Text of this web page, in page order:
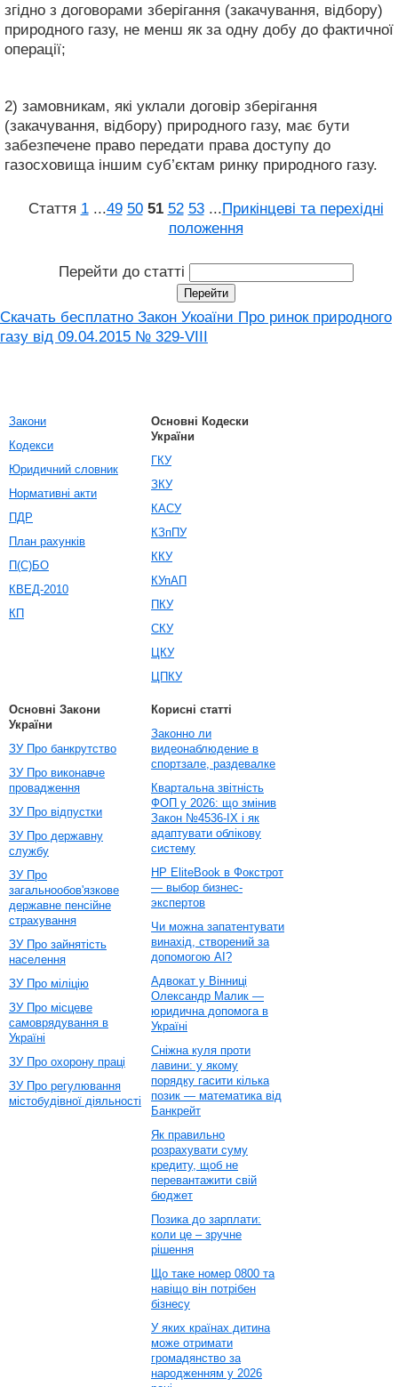
згідно з договорами зберігання (закачування, відбору)
природного газу, не менш як за одну добу до фактичної
операції;
2) замовникам, які уклали договір зберігання
(закачування, відбору) природного газу, має бути
забезпечене право передати права доступу до
газосховища іншим суб’єктам ринку природного газу.
Стаття 1 ...49 50 51 52 53 ...Прикінцеві та перехідні
положення
Перейти до статті
Скачать бесплатно Закон Укоаїни Про ринок природного
газу від 09.04.2015 № 329-VIII
Закони
Кодекси
Юридичний словник
Нормативні акти
ПДР
План рахунків
П(С)БО
КВЕД-2010
КП
Основні Кодески
України
ГКУ
ЗКУ
КАСУ
КЗпПУ
ККУ
КУпАП
ПКУ
СКУ
ЦКУ
ЦПКУ
Основні Закони
України
ЗУ Про банкрутство
ЗУ Про виконавче
провадження
ЗУ Про відпустки
ЗУ Про державну
службу
ЗУ Про
загальнообов'язкове
державне пенсійне
страхування
ЗУ Про зайнятість
населення
ЗУ Про міліцію
ЗУ Про місцеве
самоврядування в
Україні
ЗУ Про охорону праці
ЗУ Про регулювання
містобудівної діяльності
Корисні статті
Законно ли
видеонаблюдение в
спортзале, раздевалке
Квартальна звітність
ФОП у 2026: що змінив
Закон №4536-IX і як
адаптувати облікову
систему
HP EliteBook в Фокстрот
— выбор бизнес-
экспертов
Чи можна запатентувати
винахід, створений за
допомогою AI?
Адвокат у Вінниці
Олександр Малик —
юридична допомога в
Україні
Сніжна куля проти
лавини: у якому
порядку гасити кілька
позик — математика від
Банкрейт
Як правильно
розрахувати суму
кредиту, щоб не
перевантажити свій
бюджет
Позика до зарплати:
коли це – зручне
рішення
Що таке номер 0800 та
навіщо він потрібен
бізнесу
У яких країнах дитина
може отримати
громадянство за
народженням у 2026